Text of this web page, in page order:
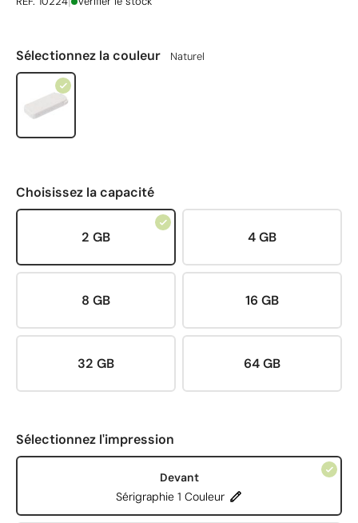
Sélectionnez la couleur Naturel
Choisissez la capacité
2 GB 4 GB
8 GB 16 GB
32 GB 64 GB
Sélectionnez l'impression
Devant
Sérigraphie 1 Couleur